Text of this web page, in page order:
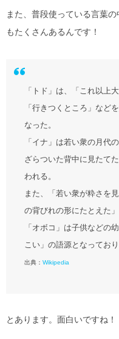
また、普段使っている言葉
もたくさんあるんです！
「トド」は、「これ以上
「行きつくところ」など
なった。
「イナ」は若い衆の月代
ざらついた背中に見たて
われる。
また、「若い衆が粋さを
の背びれの形にたとえた」
「オボコ」は子供などの
こい」の語源となっており
出典： Wikipedia
とあります。面白いですね！